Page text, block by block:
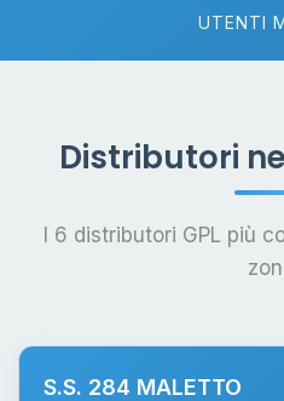
UTENTI
Distributori
I 6 distributori GPL più
S.S. 284 MALETTO